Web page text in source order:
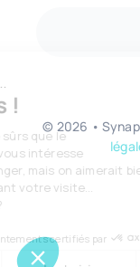
© 2026 •
!
d'être sûrs que
de ce site vous
vous déranger, mais
pendant votre
pour vous ?
Consentements